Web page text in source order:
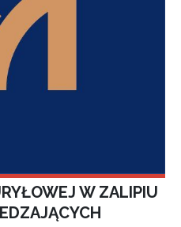
W ZALIPIU